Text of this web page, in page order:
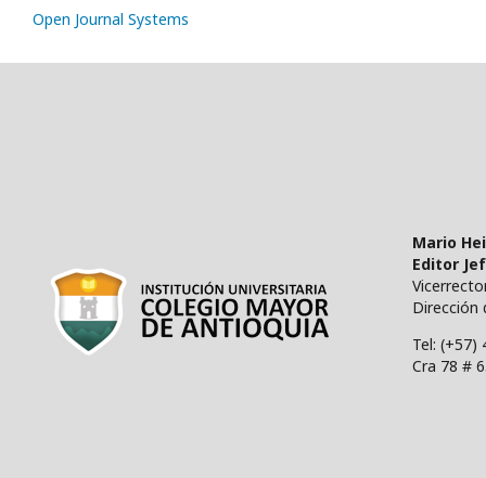
Open Journal Systems
Mario
Editor
Dirección
Tel: (+57)
Cra 78 #